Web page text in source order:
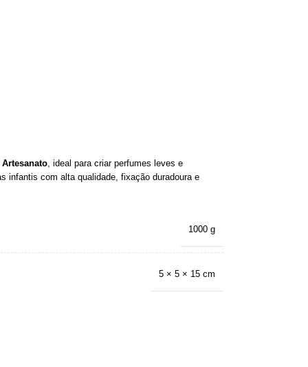
, ideal para criar perfumes leves e
infantis com alta qualidade, fixação duradoura e
1000 g
5 × 5 × 15 cm